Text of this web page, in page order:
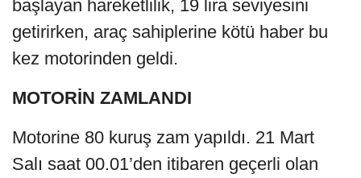
başlayan hareketlilik, 19 lira seviyesini
getirirken, araç sahiplerine kötü haber bu
kez motorinden geldi.
MOTORİN ZAMLANDI
Motorine 80 kuruş zam yapıldı. 21 Mart
Salı saat 00.01’den itibaren geçerli olan